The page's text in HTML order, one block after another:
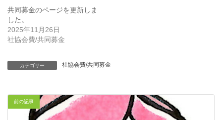
共同募金のページを更新しま
した。
2025年11月26日
社協会費/共同募金
カテゴリー 社協会費/共同募金
前の記事